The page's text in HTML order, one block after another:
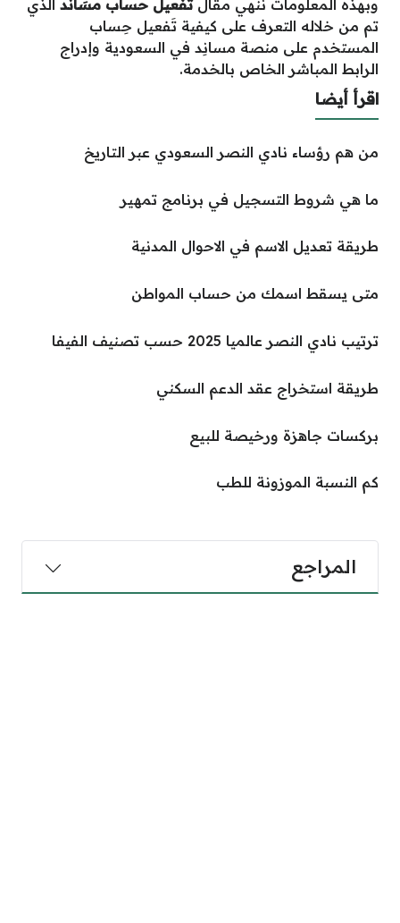
وبهذه المعلومات ننهي مقالتَفعيل حساب مسَاند الذي
تم من خلاله التعرف على كيفية تَفعيل حِساب
المستخدم على منصة مسانِد في السعودية وإدراج
الرابط المباشر الخاص بالخدمة.
اقرأ أيضا
من هم رؤساء نادي النصر السعودي عبر التاريخ
ما هي شروط التسجيل في برنامج تمهير
طريقة تعديل الاسم في الاحوال المدنية
متى يسقط اسمك من حساب المواطن
ترتيب نادي النصر عالميا 2025 حسب تصنيف الفيفا
طريقة استخراج عقد الدعم السكني
بركسات جاهزة ورخيصة للبيع
كم النسبة الموزونة للطب
المراجع